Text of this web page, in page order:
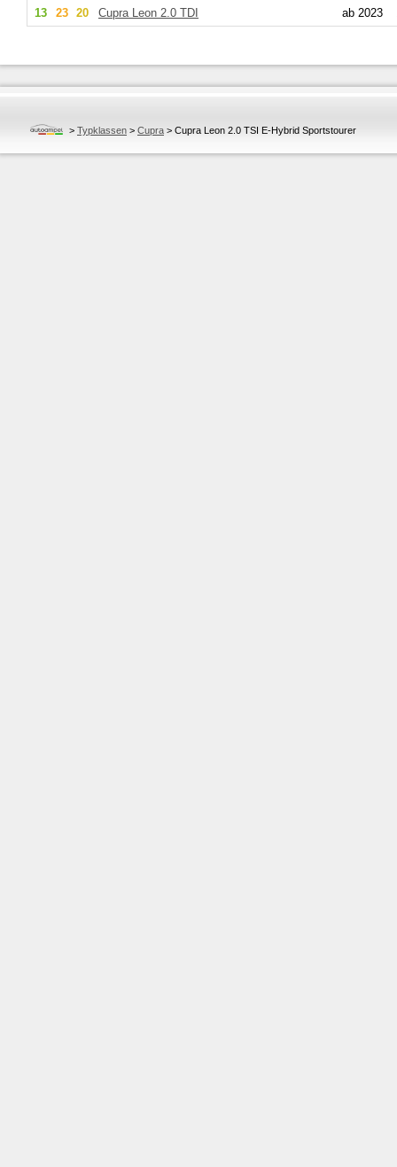
13 23 20 Cupra Leon 2.0 TDI ab 2023
> Typklassen > Cupra > Cupra Leon 2.0 TSI E-Hybrid Sportstourer